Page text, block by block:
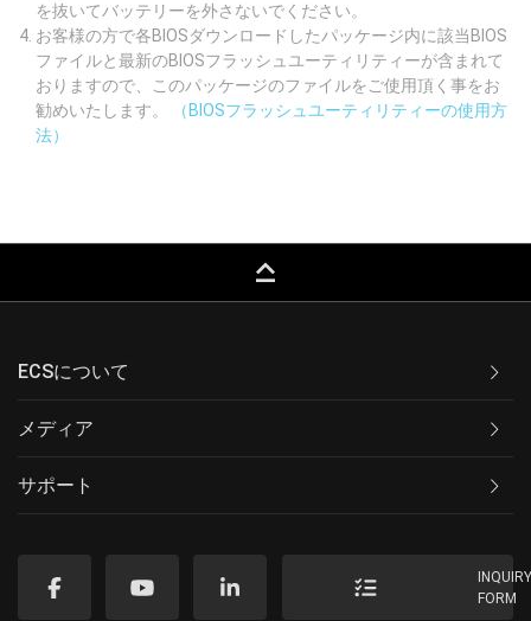
を抜いてバッテリーを外さないでください。
お客様の方で各BIOSダウンロードしたパッケージ内に該当BIOS
ファイルと最新のBIOSフラッシュユーティリティーが含まれて
おりますので、このパッケージのファイルをご使用頂く事をお
勧めいたします。
（BIOSフラッシュユーティリティーの使用方
法）
keyboard_capslock
ECSについて
メディア
サポート
FORM